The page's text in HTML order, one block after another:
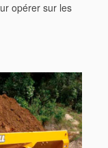
opérer sur les